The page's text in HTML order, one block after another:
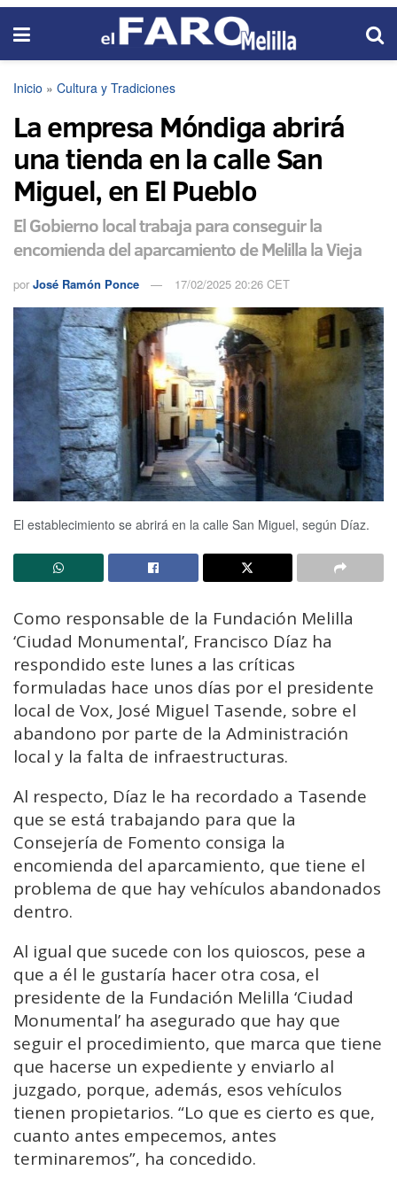
Inicio » Cultura y Tradiciones
La empresa Móndiga abrirá
una tienda en la calle San
Miguel, en El Pueblo
El Gobierno local trabaja para conseguir la
encomienda del aparcamiento de Melilla la Vieja
por José Ramón Ponce 17/02/2025 20:26 CET
El establecimiento se abrirá en la calle San Miguel, según Díaz.
Como responsable de la Fundación Melilla
‘Ciudad Monumental’, Francisco Díaz ha
respondido este lunes a las críticas
formuladas hace unos días por el presidente
local de Vox, José Miguel Tasende, sobre el
abandono por parte de la Administración
local y la falta de infraestructuras.
Al respecto, Díaz le ha recordado a Tasende
que se está trabajando para que la
Consejería de Fomento consiga la
encomienda del aparcamiento, que tiene el
problema de que hay vehículos abandonados
dentro.
Al igual que sucede con los quioscos, pese a
que a él le gustaría hacer otra cosa, el
presidente de la Fundación Melilla ‘Ciudad
Monumental’ ha asegurado que hay que
seguir el procedimiento, que marca que tiene
que hacerse un expediente y enviarlo al
juzgado, porque, además, esos vehículos
tienen propietarios. “Lo que es cierto es que,
cuanto antes empecemos, antes
terminaremos”, ha concedido.